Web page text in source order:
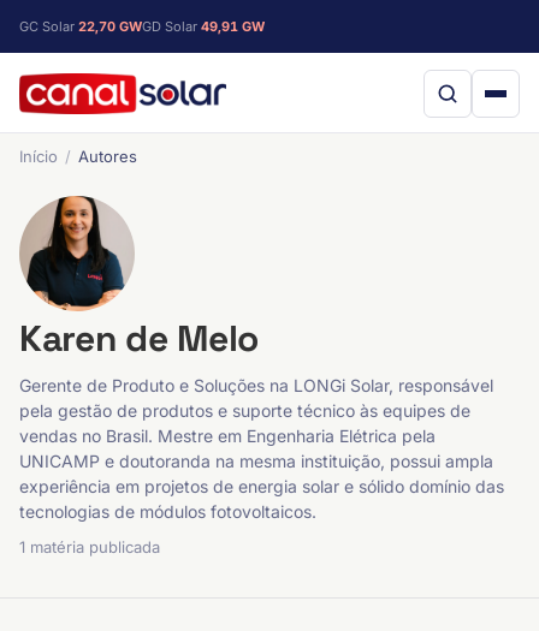
GC Solar 22,70 GWGD Solar 49,91 GW
Início Autores
Karen de Melo
Gerente de Produto e Soluções na LONGi Solar, responsável
pela gestão de produtos e suporte técnico às equipes de
vendas no Brasil. Mestre em Engenharia Elétrica pela
UNICAMP e doutoranda na mesma instituição, possui ampla
experiência em projetos de energia solar e sólido domínio das
tecnologias de módulos fotovoltaicos.
1 matéria publicada